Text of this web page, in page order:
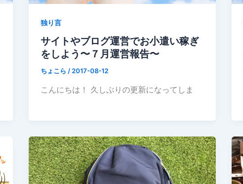
独り言
サイトやブログ運営でお小遣い稼ぎ
をしよう〜７月運営報告〜
ちょこら /2017-08-12
こんにちは！ 久しぶりの更新になってしま